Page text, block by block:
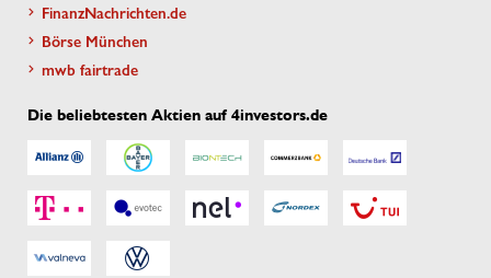
FinanzNachrichten.de
Börse München
mwb fairtrade
Die beliebtesten Aktien auf 4investors.de